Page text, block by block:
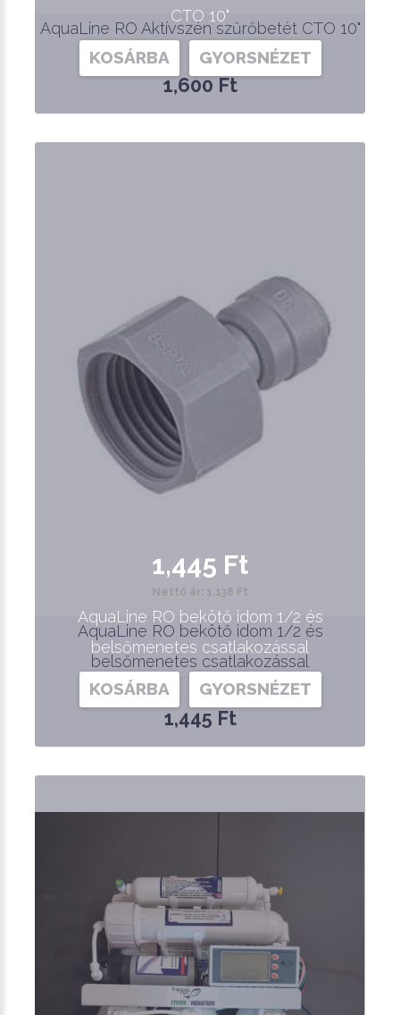
AquaLine RO Aktívszén szűrőbetét CTO 10"
1,600 Ft
CTO 10"
KOSÁRBA GYORSNÉZET
AquaLine RO bekötő idom 1/2 és
belsőmenetes csatlakozással
1,445 Ft
1,445 Ft
Nettó ár: 1,138 Ft
AquaLine RO bekötő idom 1/2 és
belsőmenetes csatlakozással
KOSÁRBA GYORSNÉZET